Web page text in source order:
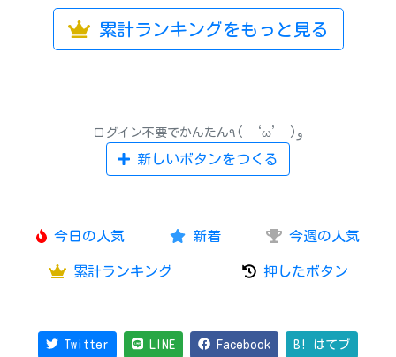
累計ランキングをもっと見る
ログイン不要でかんたん٩( ‘ω’ )و
新しいボタンをつくる
今日の人気 新着 今週の人気
累計ランキング 押したボタン
Twitter LINE Facebook B! はてブ